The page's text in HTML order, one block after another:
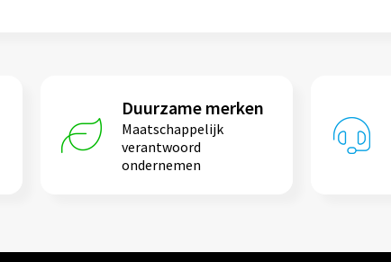
Duurzame merken
Maatschappelijk
verantwoord
ondernemen